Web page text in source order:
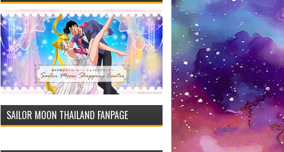
SAILOR MOON THAILAND FANPAGE